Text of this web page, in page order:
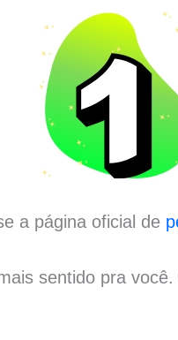
a página oficial de
sentido pra